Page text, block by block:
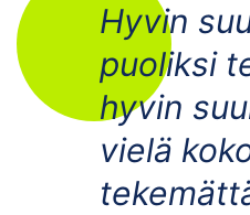
Hyvin
puoliksi
hyvin
vielä